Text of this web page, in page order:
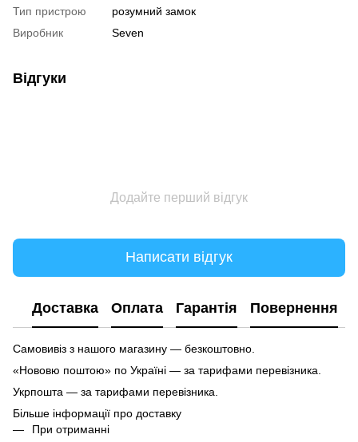
Тип пристрою
розумний замок
Виробник
Seven
Відгуки
Додайте перший відгук
Написати відгук
Доставка Оплата Гарантія Повернення
Самовивіз з нашого магазину — безкоштовно.
«Нововю поштою» по Україні — за тарифами перевізника.
Укрпошта — за тарифами перевізника.
Більше інформації про доставку
При отриманні